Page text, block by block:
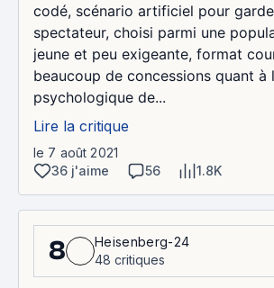
codé, scénario artificiel pour
spectateur, choisi parmi une
jeune et peu exigeante, format
beaucoup de concessions quant à
psychologique de...
Lire la critique
le 7 août 2021
36 j'aime
56 1.8K
8
Heisenberg-24
48 critiques